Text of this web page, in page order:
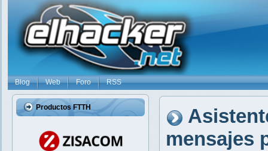
Blog Web Foro RSS
Productos FTTH
mensajes